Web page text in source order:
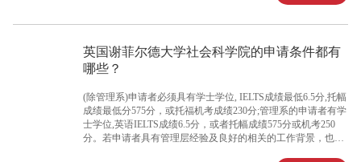
英国谢菲尔德大学社会科学院的申请条件都有
哪些？
(除管理系)申请者必须具有学士学位, IELTS成绩最低6.5分,托幅
成绩最低分575分，或托福机考成绩230分;管理系的申请者有学
士学位,英语IELTS成绩6.5分，或者托幅成绩575分或机考250
分。若申请者具有管理层经验及良好的相关的工作背景，也可